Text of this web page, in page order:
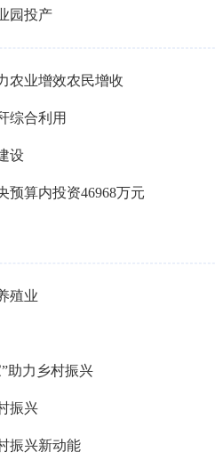
园投产
农业增效农民增收
综合利用
设
预算内投资46968万元
殖业
助力乡村振兴
振兴
振兴新动能